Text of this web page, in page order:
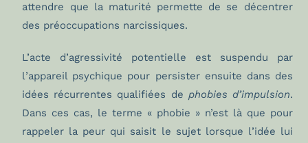
attendre que la maturité permette de se décentrer
des préoccupations narcissiques.
L’acte d’agressivité potentielle est suspendu par
l’appareil psychique pour persister ensuite dans des
idées récurrentes qualifiées de phobies d’impulsion.
Dans ces cas, le terme « phobie » n’est là que pour
rappeler la peur qui saisit le sujet lorsque l’idée lui